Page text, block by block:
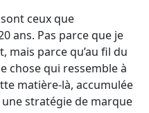
ceux que
ans. Pas parce que je
mais parce qu’au fil du
chose qui ressemble à
matière-là, accumulée
stratégie de marque